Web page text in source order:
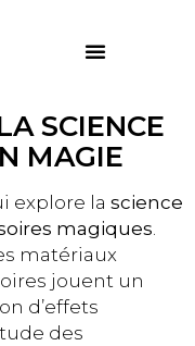
SCIENCE
MAGIE
explore la science
magiques.
matériaux
jouent un
d’effets
des